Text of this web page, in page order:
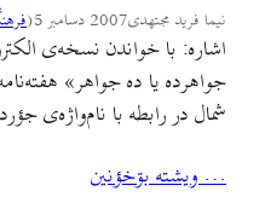
نیما فرید مجتهدی2007 دسامبر 5 (
اشاره: با خواندن نسخه‌ی
جواهرده يا ده جواهر»
شمال در رابطه با نام‌واژه‌ی
شفاف‌سازی، هم براي نويسنده‌ی
… ويشته بۊخؤنين